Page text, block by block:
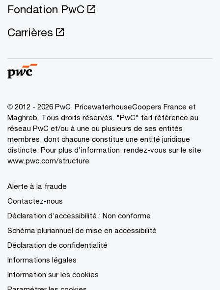
Fondation PwC
Carrières
© 2012 - 2026 PwC. PricewaterhouseCoopers France et
Maghreb. Tous droits réservés. "PwC" fait référence au
réseau PwC et/ou à une ou plusieurs de ses entités
membres, dont chacune constitue une entité juridique
distincte. Pour plus d'information, rendez-vous sur le site
www.pwc.com/structure
Alerte à la fraude
Contactez-nous
Déclaration d’accessibilité : Non conforme
Schéma pluriannuel de mise en accessibilité
Déclaration de confidentialité
Informations légales
Information sur les cookies